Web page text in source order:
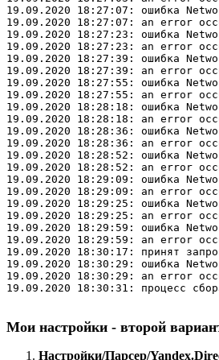
19.09.2020 18:27:07: ошибка
19.09.2020 18:27:07: an error
19.09.2020 18:27:23: ошибка
19.09.2020 18:27:23: an error
19.09.2020 18:27:39: ошибка
19.09.2020 18:27:39: an error
19.09.2020 18:27:55: ошибка
19.09.2020 18:27:55: an error
19.09.2020 18:28:18: ошибка
19.09.2020 18:28:18: an error
19.09.2020 18:28:36: ошибка
19.09.2020 18:28:36: an error
19.09.2020 18:28:52: ошибка
19.09.2020 18:28:52: an error
19.09.2020 18:29:09: ошибка
19.09.2020 18:29:09: an error
19.09.2020 18:29:25: ошибка
19.09.2020 18:29:25: an error
19.09.2020 18:29:59: ошибка
19.09.2020 18:29:59: an error
19.09.2020 18:30:17: принят
19.09.2020 18:30:29: ошибка
19.09.2020 18:30:29: an error
19.09.2020 18:30:31: процесс
Мои настройки - второй
Настройки/Парсер/